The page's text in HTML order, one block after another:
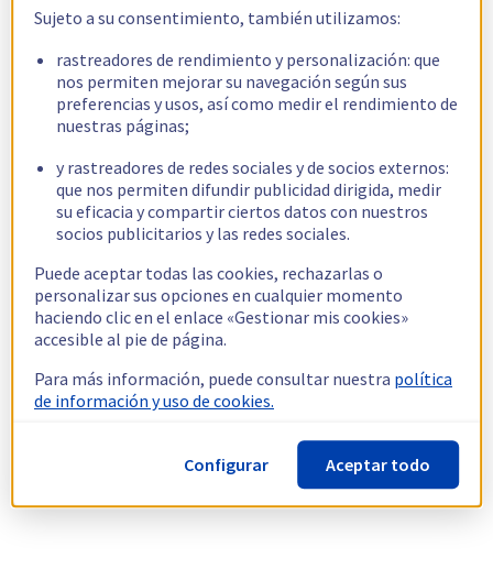
Sujeto a su consentimiento, también utilizamos:
rastreadores de rendimiento y personalización: que
nos permiten mejorar su navegación según sus
preferencias y usos, así como medir el rendimiento de
nuestras páginas;
y rastreadores de redes sociales y de socios externos:
que nos permiten difundir publicidad dirigida, medir
su eficacia y compartir ciertos datos con nuestros
socios publicitarios y las redes sociales.
Puede aceptar todas las cookies, rechazarlas o
personalizar sus opciones en cualquier momento
haciendo clic en el enlace «Gestionar mis cookies»
accesible al pie de página.
Para más información, puede consultar nuestra política
de información y uso de cookies.
Configurar Aceptar todo